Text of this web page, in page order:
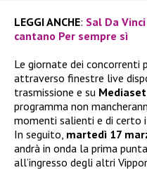
LEGGI ANCHE: Sal Da
cantano Per sempre sì
Le giornate dei concorrenti
attraverso finestre live
trasmissione e su
programma non
momenti salienti e di certo
In seguito, martedì 17
andrà in onda la prima
all’ingresso degli altri